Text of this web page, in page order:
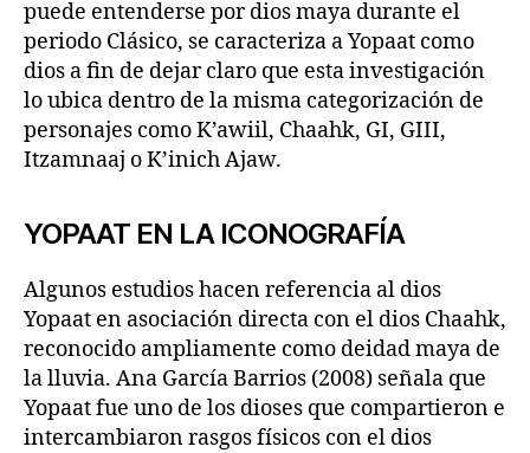
puede entenderse por dios maya durante el
periodo Clásico, se caracteriza a Yopaat como
dios a fin de dejar claro que esta investigación
lo ubica dentro de la misma categorización de
personajes como K’awiil, Chaahk, GI, GIII,
Itzamnaaj o K’inich Ajaw.
YOPAAT EN LA ICONOGRAFÍA
Algunos estudios hacen referencia al dios
Yopaat en asociación directa con el dios Chaahk,
reconocido ampliamente como deidad maya de
la lluvia. Ana García Barrios (2008) señala que
Yopaat fue uno de los dioses que compartieron e
intercambiaron rasgos físicos con el dios